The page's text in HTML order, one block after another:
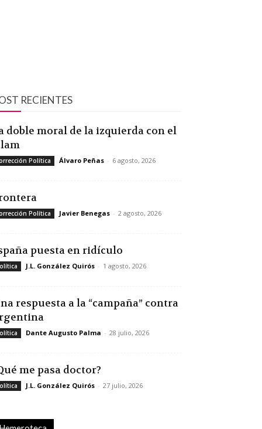
RECIENTES
doble moral de la izquierda con el
Política Álvaro Peñas - 6 agosto, 2026
Política Javier Benegas - 2 agosto, 2026
puesta en ridículo
J.L. González Quirós - 1 agosto, 2026
respuesta a la “campaña” contra
Dante Augusto Palma - 28 julio, 2026
me pasa doctor?
J.L. González Quirós - 27 julio, 2026